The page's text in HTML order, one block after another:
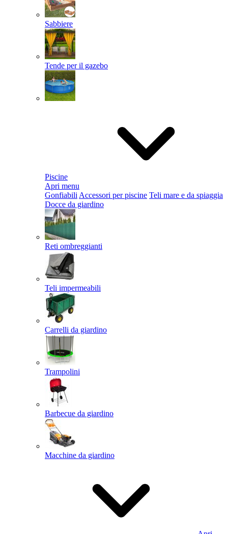
Sabbiere
Tende per il gazebo
Piscine
Apri menu
Gonfiabili Accessori per piscine Teli mare e da spiaggia
Docce da giardino
Reti ombreggianti
Teli impermeabili
Carrelli da giardino
Trampolini
Barbecue da giardino
Macchine da giardino